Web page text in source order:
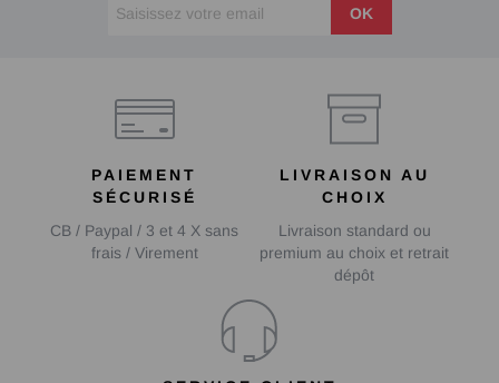
OK
PAIEMENT
SÉCURISÉ
CB / Paypal / 3 et 4 X sans
frais / Virement
LIVRAISON AU
CHOIX
Livraison standard ou
premium au choix et retrait
dépôt